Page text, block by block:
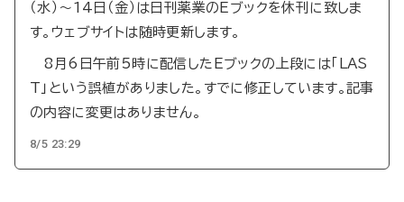
（水）～14日（金）は日刊薬業のEブックを休刊に致しま
す。ウェブサイトは随時更新します。
8月6日午前5時に配信したEブックの上段には「LAS
T」という誤植がありました。すでに修正しています。記事
の内容に変更はありません。
8/5 23:29